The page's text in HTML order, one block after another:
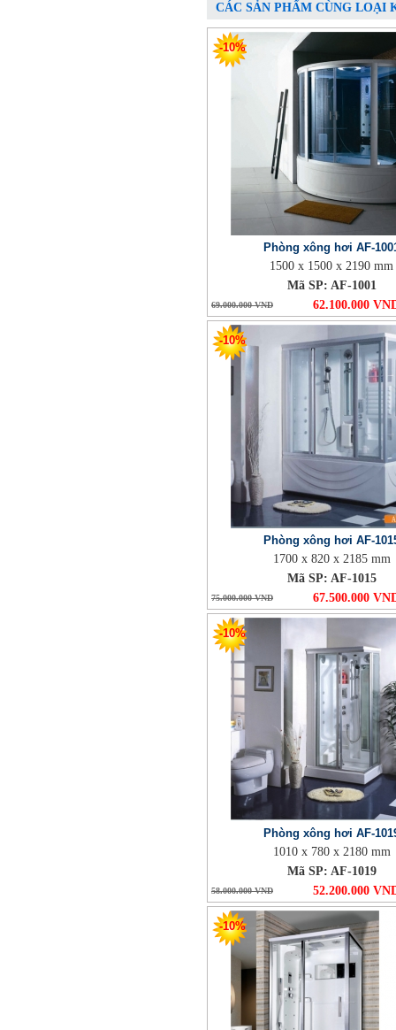
CÁC SẢN PHẨM CÙNG LOẠI
-10%
Phòng xông hơi AF-
1500 x 1500 x 2190 mm
Mã SP: AF-1001
69.000.000 VND 62.100.000
-10%
Phòng xông hơi AF-
1700 x 820 x 2185 mm
Mã SP: AF-1015
75.000.000 VND 67.500.000
-10%
Phòng xông hơi AF-
1010 x 780 x 2180 mm
Mã SP: AF-1019
58.000.000 VND 52.200.000
-10%